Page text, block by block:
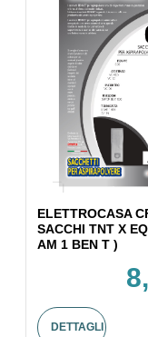
ELETTROCASA
SACCHI TNT X
AM 1 BEN T )
DETTAGLI